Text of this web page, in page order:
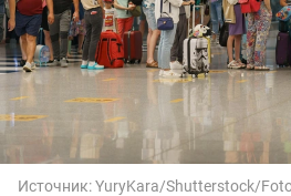
Источник:YuryKara/Shutterstock/